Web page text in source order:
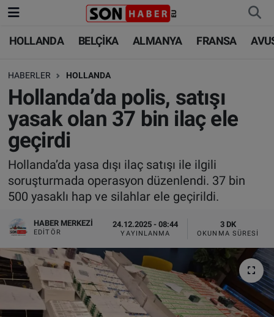
HOLLANDA BELÇİKA ALMANYA FRANSA
HABERLER HOLLANDA
Hollanda’da polis, satışı
yasak olan 37 bin ilaç ele
geçirdi
Hollanda’da yasa dışı ilaç satışı ile ilgili
soruşturmada operasyon düzenlendi. 37 bin
500 yasaklı hap ve silahlar ele geçirildi.
HABER MERKEZI
EDITÖR
24.12.2025 - 08:44
YAYINLANMA
3 DK
OKUNMA SÜRESI
HOLLANDA
BELÇİKA
ALMANYA
FRANSA
AVUSTURYA
SAĞLIK - YAŞAM
BİLİM-TEKNOLOJİ
HOLLANDA
BELÇİKA
ALMANYA
TÜRKİYE
DÜNYA
BİLİM-TEKNOLOJİ
SAĞLIK
FOTO GALERİ
VIDEO GALERİ
Nöbetçi Eczaneler
Hava Durumu
Trafik Durumu
Süper Lig Puan Durumu ve Fikstür
Tüm Manşetler
Son Dakika Haberleri
Haber Arşivi